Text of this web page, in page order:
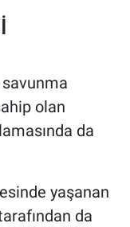
olan
da
yaşanan
da